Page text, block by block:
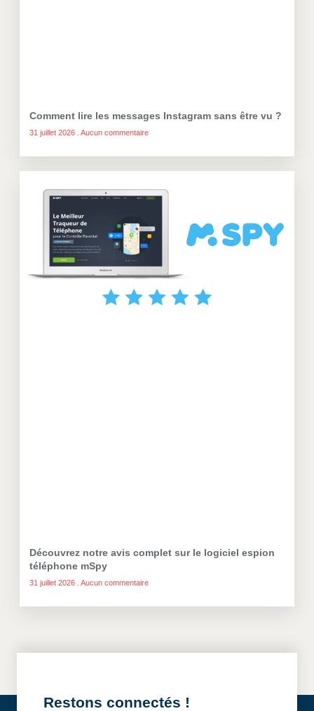
Comment lire les messages Instagram sans être vu ?
31 juillet 2026 Aucun commentaire
Découvrez notre avis complet sur le logiciel espion
téléphone mSpy
31 juillet 2026 Aucun commentaire
Restons connectés !